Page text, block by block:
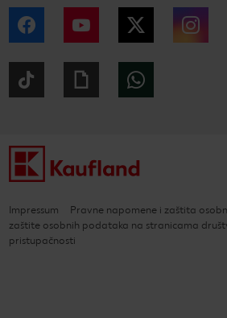
Facebook YouTube Twitter
Giphy
Impressum Pravne napomene i zaštita
zaštite osobnih podataka na stranicama
pristupačnosti